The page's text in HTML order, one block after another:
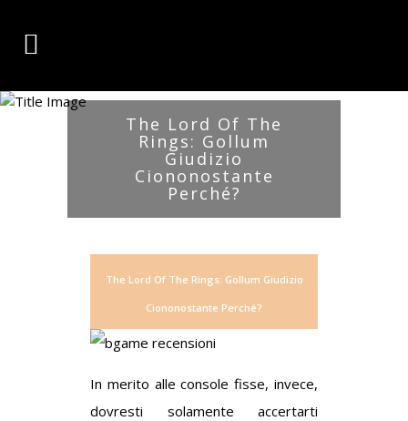
The Lord Of The
Rings: Gollum
Giudizio
Ciononostante
Perché?
The Lord Of The Rings: Gollum Giudizio
Ciononostante Perché?
In merito alle console fisse, invece,
dovresti solamente accertarti